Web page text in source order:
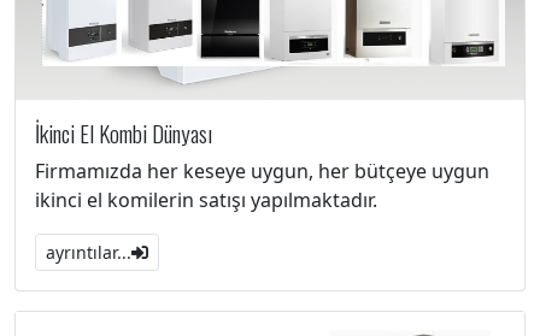
İkinci El Kombi Dünyası
Firmamızda her keseye uygun, her bütçeye uygun
ikinci el komilerin satışı yapılmaktadır.
ayrıntılar...